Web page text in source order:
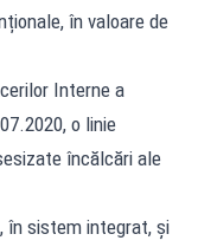
în valoare de
Interne a
o linie
încălcări ale
în sistem integrat, și